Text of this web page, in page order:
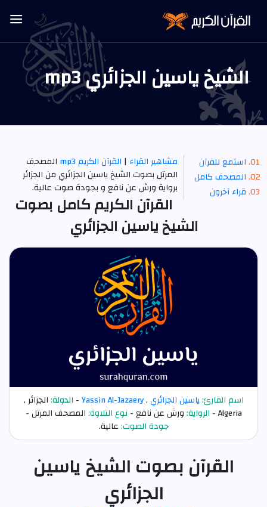
الشيخ ياسين الجزائري mp3
استمع للقرآن
المصحف كامل
قراء آخرون
مشاهير القراء| القرآن الكريم mp3
المصحف
المرتل بصوت الشيخ ياسين الجزائري من الجزائر
برواية ورش عن نافع و بجودة صوت عالية.
القرآن الكريم كامل بصوت
الشيخ ياسين الجزائري
اسم القارئ:ياسين الجزائري,
Yassin Al-Jazaery
- الدولة:الجزائر ,
Algeria - الرواية:ورش عن نافع -نوع التلاوة:المصحف المرتل -
جودة الصوت:عالية.
القرآن بصوت الشيخ ياسين
الجزائري
🌙